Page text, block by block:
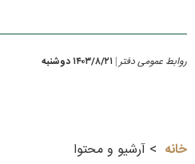
روابط عمومی دفتر | ۱۴۰۳/۸/۲۱ دوشنبه
خانه
آرشیو و محتوا